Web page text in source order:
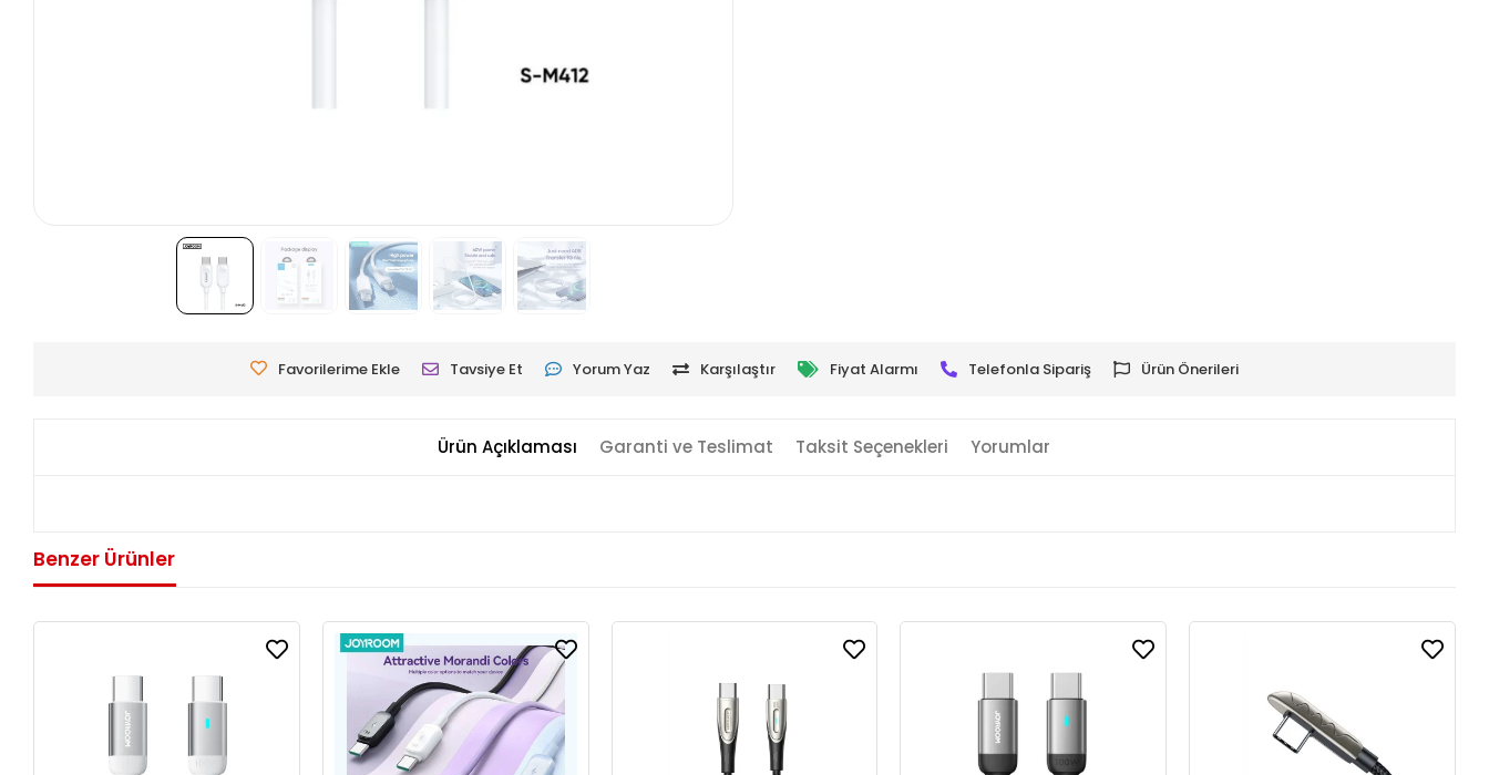
Favorilerime Ekle Tavsiye Et Yorum Yaz Karşılaştır Fiyat Alarmı Telefonla Sipariş Ürün Önerileri
Ürün Açıklaması Garanti ve Teslimat Taksit Seçenekleri Yorumlar
Benzer Ürünler